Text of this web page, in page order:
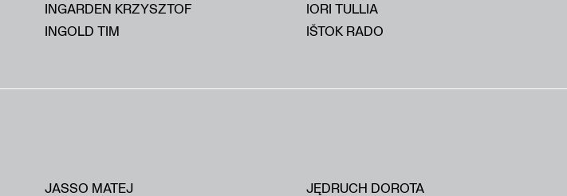
INGARDEN KRZYSZTOF
INGOLD TIM
IORI TULLIA
IŠTOK RADO
JASSO MATEJ
JĘDRUCH DOROTA